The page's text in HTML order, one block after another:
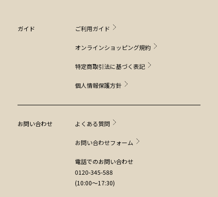
ガイド ご利用ガイド
オンラインショッピング規約
特定商取引法に基づく表記
個人情報保護方針
お問い合わせ よくある質問
お問い合わせフォーム
電話でのお問い合わせ
0120-345-588
(10:00～17:30)